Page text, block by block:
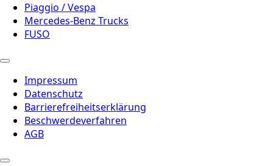
Piaggio / Vespa
Mercedes-Benz Trucks
FUSO
Impressum
Datenschutz
Barrierefreiheitserklärung
Beschwerdeverfahren
AGB